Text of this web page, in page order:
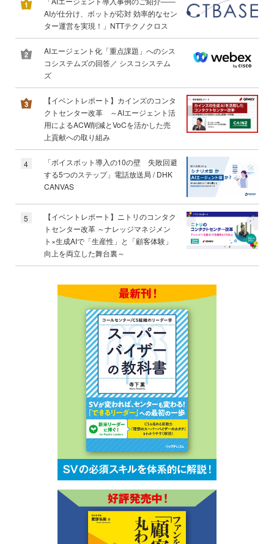
AIが仕分け、ボットが応対 効率的なセン
ター運営を実現！」NTTテクノクロス
AIエージェント化「重点課題」へのシス
コシステムズの回答／ シスコシステム
ズ
【イベントレポート】カインズのコンタ
クトセンター改革 ～AIエージェント活
用によるACW削減とVoCを活かした売
上貢献への取り組み
4
「ボイスボット導入の10の壁 失敗回避
する5つのステップ」電話放送局 / DHK
CANVAS
5
【イベントレポート】ニトリのコンタク
トセンター改革 ～ナレッジマネジメン
ト×生成AIで「生産性」と「顧客体験」
向上を両立した舞台裏～